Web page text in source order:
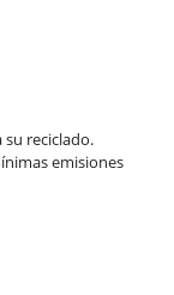
reciclado.
emisiones